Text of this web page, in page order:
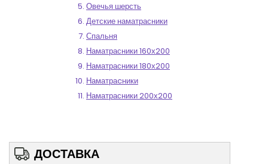
Овечья шерсть
Детские наматрасники
Спальня
Наматрасники 160х200
Наматрасники 180х200
Наматраcники
Наматрасники 200х200
ДОСТАВКА